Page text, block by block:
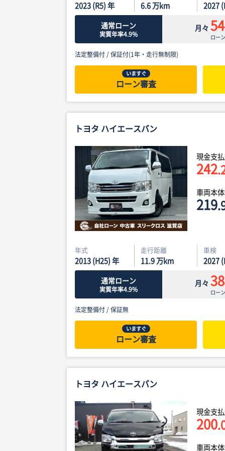
2023 (R5) 年 6.6万km 2027
通常ローン
実質年率4.9%
月々
ロー
法定整備付 /保証付(1年・走行無制限)
いますぐ
ローン審査
トヨタ ハイエースバン
現金支
242
車両本
219
年式
2013 (H25) 年
走行距離
11.9万km
車検
2027
通常ローン
実質年率4.9%
月々
ロー
法定整備付 /保証無
いますぐ
ローン審査
トヨタ ハイエースバン
現金支
200
車両本